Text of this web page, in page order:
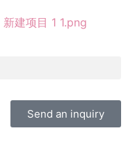
Send an inquiry